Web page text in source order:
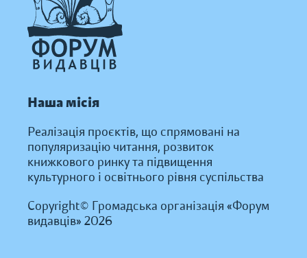
Наша місія
Реалізація проєктів, що спрямовані на
популяризацію читання, розвиток
книжкового ринку та підвищення
культурного і освітнього рівня суспільства
Copyright© Громадська організація «Форум
видавців» 2026